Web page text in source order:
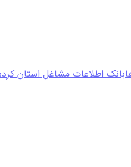
بانک اطلاعات مشاغل استان